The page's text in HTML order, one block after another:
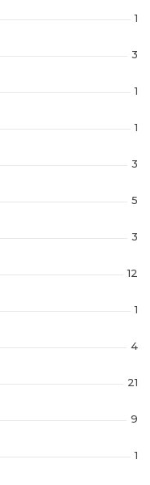
1
3
1
1
3
5
3
12
1
4
21
9
1